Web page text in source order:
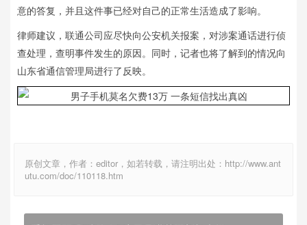
意的答复，并且这件事已经对自己的正常生活造成了影响。
律师建议，联通公司应尽快向公安机关报案，对涉案通话进行侦
查处理，查明事件发生的原因。同时，记者也将了解到的情况向
山东省通信管理局进行了反映。
原创文章，作者：editor，如若转载，请注明出处：http://www.ant
utu.com/doc/110118.htm